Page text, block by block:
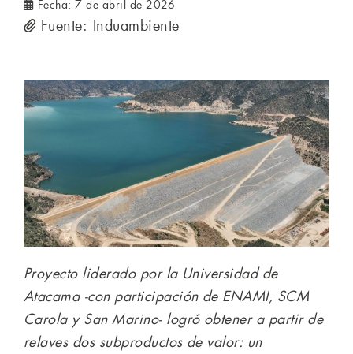
Fecha:7 de abril de 2026
Fuente: Induambiente
Proyecto liderado por la Universidad de
Atacama -con participación de ENAMI, SCM
Carola y San Marino- logró obtener a partir de
relaves dos subproductos de valor: un